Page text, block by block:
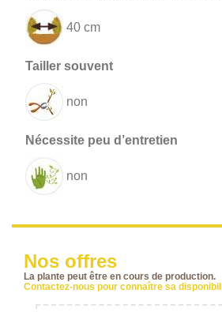
40 cm
non
non
Nos offres
La plante peut être en cours de production.
Contactez-nous pour connaître sa